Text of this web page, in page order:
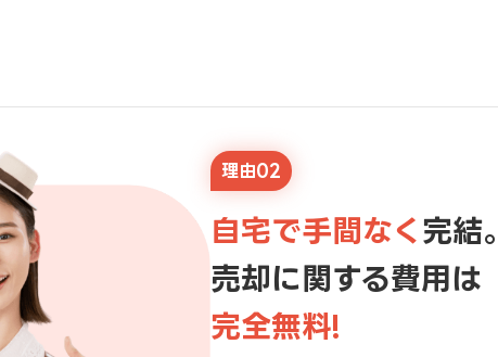
理由02
自宅で手間なく 完結。
売却に関する費用は
完全無料!